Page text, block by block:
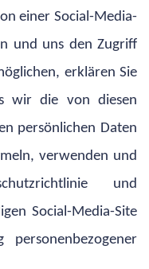
einer Social-Media-
und uns den Zugriff
erklären Sie
wir die von diesen
persönlichen Daten
verwenden und
und
Social-Media-Site